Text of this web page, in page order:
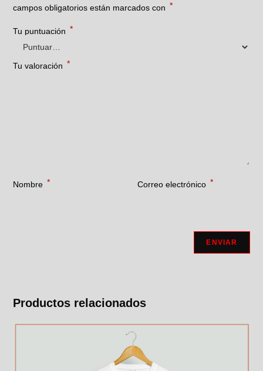
campos obligatorios están marcados con *
Tu puntuación *
Tu valoración *
Nombre * Correo electrónico *
Productos relacionados